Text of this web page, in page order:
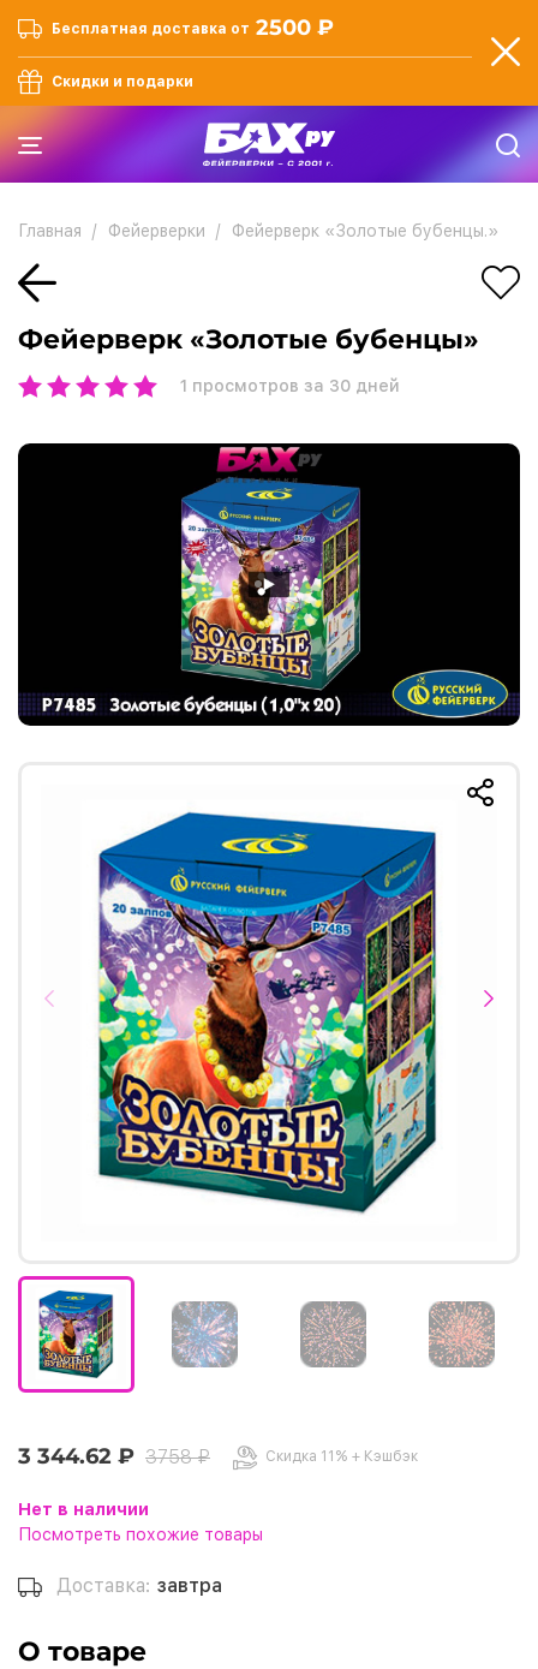
Бесплатная доставка от 2500 ₽
Скидки и подарки
Главная Фейерверки Фейерверк «Золотые бубенцы.»
Фейерверк «Золотые бубенцы»
1 просмотров за 30 дней
3 344.62 ₽ 3758 ₽ Скидка 11% + Кэшбэк
Нет в наличии
Посмотреть похожие товары
Доставка: завтра
О товаре